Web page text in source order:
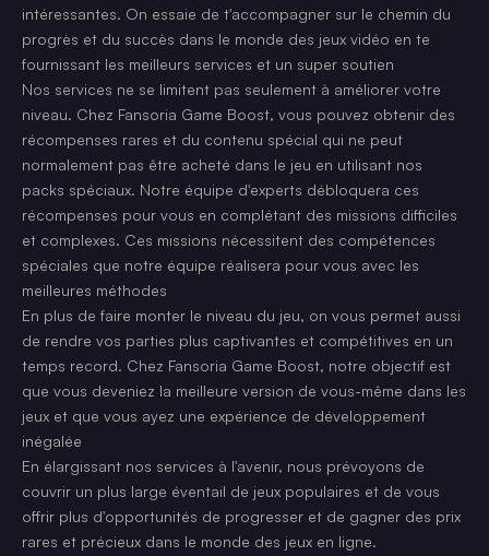
intéressantes. On essaie de t'accompagner sur le chemin du
progrès et du succès dans le monde des jeux vidéo en te
fournissant les meilleurs services et un super soutien
Nos services ne se limitent pas seulement à améliorer votre
niveau. Chez Fansoria Game Boost, vous pouvez obtenir des
récompenses rares et du contenu spécial qui ne peut
normalement pas être acheté dans le jeu en utilisant nos
packs spéciaux. Notre équipe d'experts débloquera ces
récompenses pour vous en complétant des missions difficiles
et complexes. Ces missions nécessitent des compétences
spéciales que notre équipe réalisera pour vous avec les
meilleures méthodes
En plus de faire monter le niveau du jeu, on vous permet aussi
de rendre vos parties plus captivantes et compétitives en un
temps record. Chez Fansoria Game Boost, notre objectif est
que vous deveniez la meilleure version de vous-même dans les
jeux et que vous ayez une expérience de développement
inégalée
En élargissant nos services à l'avenir, nous prévoyons de
couvrir un plus large éventail de jeux populaires et de vous
offrir plus d'opportunités de progresser et de gagner des prix
rares et précieux dans le monde des jeux en ligne.